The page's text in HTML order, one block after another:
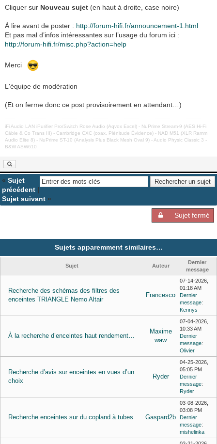
Cliquer sur Nouveau sujet (en haut à droite, case noire)
À lire avant de poster : http://forum-hifi.fr/announcement-1.html
Et pas mal d’infos intéressantes sur l’usage du forum ici :
http://forum-hifi.fr/misc.php?action=help
Merci
L'équipe de modération
(Et on ferme donc ce post provisoirement en attendant…)
iFi Audio LAN iPurifier Pro/Switch Rose Audio (Aqvox Excel) - NuPrime Stream-9 (AES Hi-Fi
Câble & Co Trans III) - Cambridge CXC (coax. Plénitude Évidence) - NAD M51 (XLR Ramm
Audio Elite 8) - NuPrime ST-10 (Analysis Plus Black Mesh Oval 9) - Audio Physic Classic 3 -
B&W ASW610
« Sujet
précédent |
Sujet suivant »
Sujet fermé
Sujets apparemment similaires…
Sujet Auteur
Dernier
message
Recherche des schémas des filtres des
enceintes TRIANGLE Nemo Altair
Francesco
07-14-2026,
01:18 AM
Dernier
message:
Kennys
À la recherche d’enceintes haut rendement…
Maxime
waw
07-04-2026,
10:33 AM
Dernier
message:
Olivier
Recherche d’avis sur enceintes en vues d’un
choix
Ryder
04-25-2026,
05:05 PM
Dernier
message:
Ryder
Recherche enceintes sur du copland à tubes Gaspard2b
03-08-2026,
03:08 PM
Dernier
message:
mishelinka